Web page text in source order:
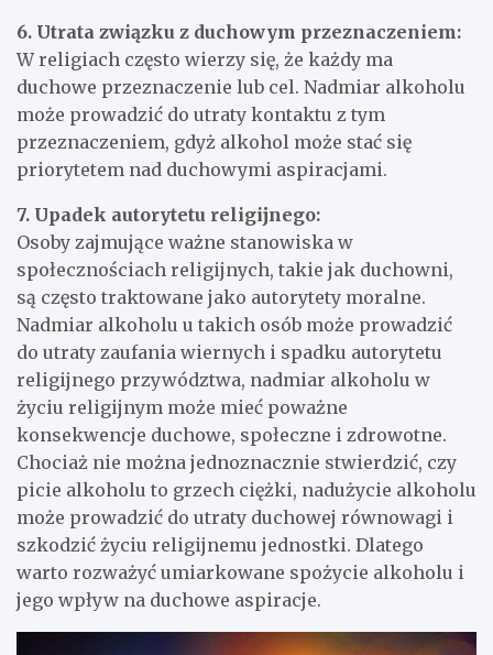
6. Utrata związku z duchowym przeznaczeniem:
W religiach często wierzy się, że każdy ma
duchowe przeznaczenie lub cel. Nadmiar alkoholu
może prowadzić do utraty kontaktu z tym
przeznaczeniem, gdyż alkohol może stać się
priorytetem nad duchowymi aspiracjami.
7. Upadek autorytetu religijnego:
Osoby zajmujące ważne stanowiska w
społecznościach religijnych, takie jak duchowni,
są często traktowane jako autorytety moralne.
Nadmiar alkoholu u takich osób może prowadzić
do utraty zaufania wiernych i spadku autorytetu
religijnego przywództwa, nadmiar alkoholu w
życiu religijnym może mieć poważne
konsekwencje duchowe, społeczne i zdrowotne.
Chociaż nie można jednoznacznie stwierdzić, czy
picie alkoholu to grzech ciężki, nadużycie alkoholu
może prowadzić do utraty duchowej równowagi i
szkodzić życiu religijnemu jednostki. Dlatego
warto rozważyć umiarkowane spożycie alkoholu i
jego wpływ na duchowe aspiracje.